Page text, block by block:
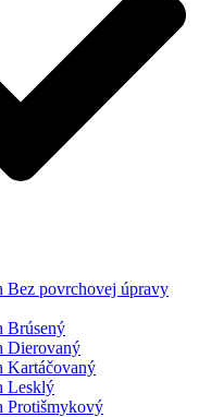
Bez povrchovej úpravy
Brúsený
Dierovaný
Kartáčovaný
Lesklý
Protišmykový